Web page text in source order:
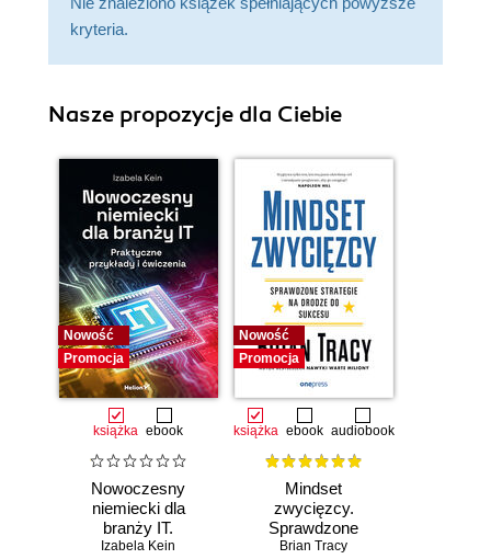
kryteria.
Nasze propozycje dla Ciebie
Nowość
Promocja
książka ebook
Nowoczesny
niemiecki dla
branży IT.
Praktyczne
Izabela Kein
Nowość
Promocja
książka ebook audiobook
Mindset
zwycięzcy.
Sprawdzone
strategie na drodze
Brian Tracy